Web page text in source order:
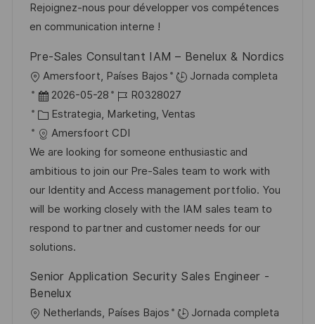
n p
u
l
i
c
a
c
i
ó
n
l
e
r
í
Rejoignez-nous pour développer vos compétences
en communication interne !
Pre-Sales Consultant IAM – Benelux & Nordics
U
b
c
a
c
i
ó
n
Amersfoort, Países Bajos
Jornada completa
F
e
c
h
a
d
e
p
u
l
2026-05-28
I
D
d
e
e
m
p
l
R0328027
C
a
t
e
g
o
r
í
Estrategia, Marketing, Ventas
Amersfoort CDI
We are looking for someone enthusiastic and
ambitious to join our Pre-Sales team to work with
our Identity and Access management portfolio. You
will be working closely with the IAM sales team to
respond to partner and customer needs for our
solutions.
Senior Application Security Sales Engineer -
Benelux
U Netherlands, Países Bajos
Jornada completa